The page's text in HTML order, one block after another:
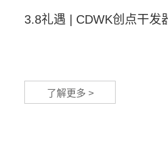
3.8礼遇 | CDWK创点干发
了解更多 >